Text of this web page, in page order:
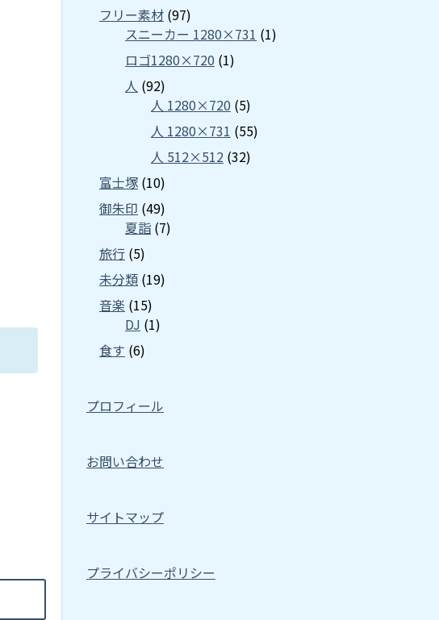
フリー素材 (97)
スニーカー 1280×731 (1)
ロゴ1280×720 (1)
人 (92)
人 1280×720 (5)
人 1280×731 (55)
人 512×512 (32)
富士塚 (10)
御朱印 (49)
夏詣 (7)
旅行 (5)
未分類 (19)
音楽 (15)
DJ (1)
食す (6)
プロフィール
お問い合わせ
サイトマップ
プライバシーポリシー